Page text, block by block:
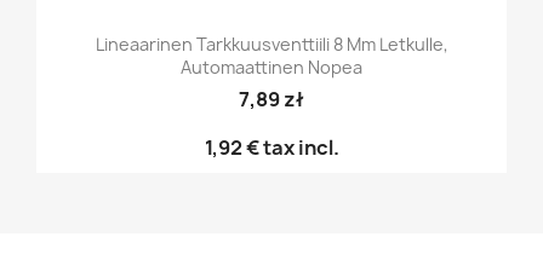
Lineaarinen Tarkkuusventtiili 8 Mm Letkulle,
Automaattinen Nopea
7,89 zł
1,92 €tax incl.